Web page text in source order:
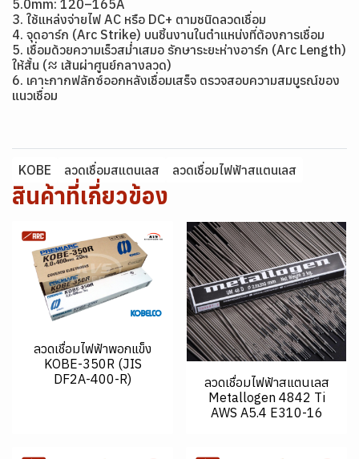
5.0mm: 120–165A
3. ใช้แหล่งจ่ายไฟ AC หรือ DC+ ตามชนิดลวดเชื่อม
4. จุดอาร์ก (Arc Strike) บนชิ้นงานในตำแหน่งที่ต้องการเชื่อม
5. เชื่อมด้วยความเร็วสม่ำเสมอ รักษาระยะห่างอาร์ก (Arc Length)
ให้สั้น (≈ เส้นผ่าศูนย์กลางลวด)
6. เคาะกากฟลักซ์ออกหลังเชื่อมเสร็จ ตรวจสอบความสมบูรณ์ของ
แนวเชื่อม
KOBE ลวดเชื่อมสแตนเลส ลวดเชื่อมไฟฟ้าสแตนเลส
สินค้าที่เกี่ยวข้อง
ลวดเชื่อมไฟฟ้าพอกแข็ง
KOBE-350R (JIS
DF2A-400-R)
ลวดเชื่อมไฟฟ้าสแตนเลส
Metallogen 4842 Ti
AWS A5.4 E310-16